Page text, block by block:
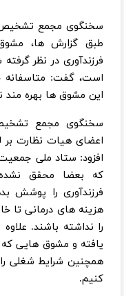
سخنگوی مجمع تشخیص
طبق گزارش ها،
فرزندآوری در نظر
است، گفت: متاسفانه
این مشوق ها بهره مند
سخنگوی مجمع
اعضای هیات نظارت بر
افزود: ستاد ملی
که بعضا محقق
فرزندآوری را پوشش
هزینه های درمانی تا
را نداشته باشند.
یافته و مشوق هایی
همچنین شرایط شغلی را
کنیم.